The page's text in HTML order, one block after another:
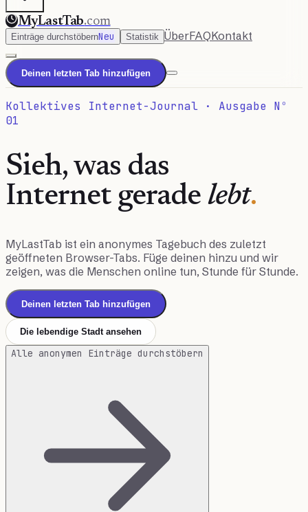
MyLastTab.com
Einträge durchstöbernNeu Statistik ÜberFAQKontakt
Deinen letzten Tab hinzufügen
Kollektives Internet-Journal · Ausgabe Nº
01
Sieh, was das
Internet gerade lebt.
MyLastTab ist ein anonymes Tagebuch des zuletzt
geöffneten Browser-Tabs. Füge deinen hinzu und wir
zeigen, was die Menschen online tun, Stunde für Stunde.
Deinen letzten Tab hinzufügen
Die lebendige Stadt ansehen
Alle anonymen Einträge durchstöbern